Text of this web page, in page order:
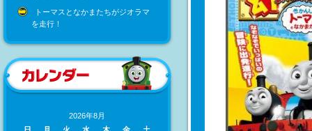
トーマスとなかまたちがジオラマ
を走行！
2026年8月